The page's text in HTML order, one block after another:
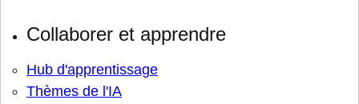
Collaborer et apprendre
Hub d'apprentissage
Thèmes de l'IA